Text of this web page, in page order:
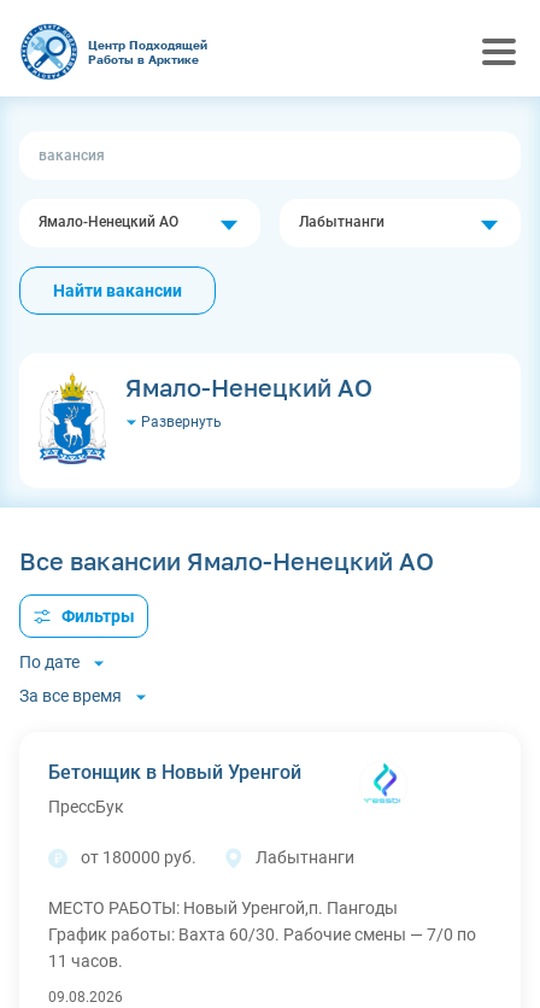
Центр Подходящей
Работы в Арктике
Ямало-Ненецкий АО Лабытнанги
Найти вакансии
Ямало-Ненецкий АО
Развернуть
Все вакансии Ямало-Ненецкий АО
Фильтры
По дате
За все время
Бетонщик в Новый Уренгой
ПрессБук
от 180000 руб. Лабытнанги
МЕСТО РАБОТЫ: Новый Уренгой,п. Пангоды
График работы: Вахта 60/30. Рабочие смены — 7/0 по
11 часов.
Что мы гарантируем и предоставляем:
09.08.2026